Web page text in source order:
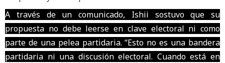
A través de un comunicado, Ishii sostuvo que su
propuesta no debe leerse en clave electoral ni como
parte de una pelea partidaria. “Esto no es una bandera
partidaria ni una discusión electoral. Cuando está en